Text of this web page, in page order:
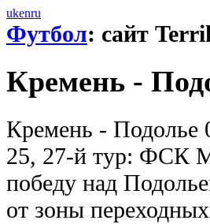
ukenru
Футбол: сайт
Кремень -
Кремень - Подолье
25, 27-й тур: ФСК
победу над
от зоны